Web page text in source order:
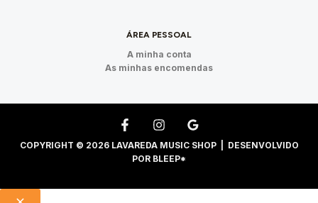
ÁREA PESSOAL
A minha conta
As minhas encomendas
COPYRIGHT © 2026 LAVAREDA MUSIC SHOP | DESENVOLVIDO
POR BLEEP*